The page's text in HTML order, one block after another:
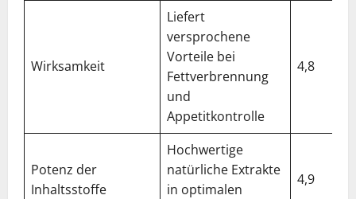
Wirksamkeit
Liefert
versprochene
Vorteile bei
Fettverbrennung
und
Appetitkontrolle
4,8
Potenz der
Inhaltsstoffe
Hochwertige
natürliche Extrakte
in optimalen
4,9